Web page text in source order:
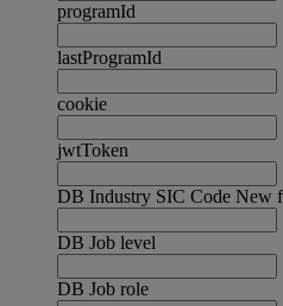
programId
lastProgramId
cookie
jwtToken
DB Industry SIC Code New
DB Job level
DB Job role